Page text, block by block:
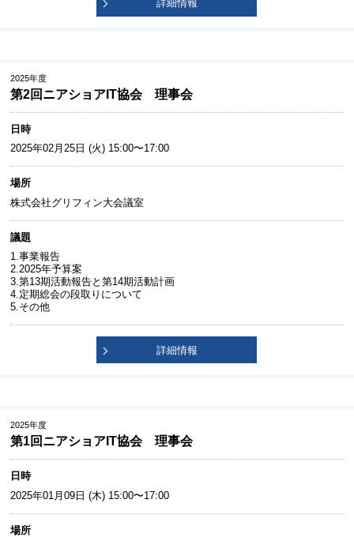
詳細情報
2025年度
第2回ニアショアIT協会 理事会
日時
2025年02月25日 (火) 15:00〜17:00
場所
株式会社グリフィン大会議室
議題
1.事業報告
2.2025年予算案
3.第13期活動報告と第14期活動計画
4.定期総会の段取りについて
5.その他
詳細情報
2025年度
第1回ニアショアIT協会 理事会
日時
2025年01月09日 (木) 15:00〜17:00
場所